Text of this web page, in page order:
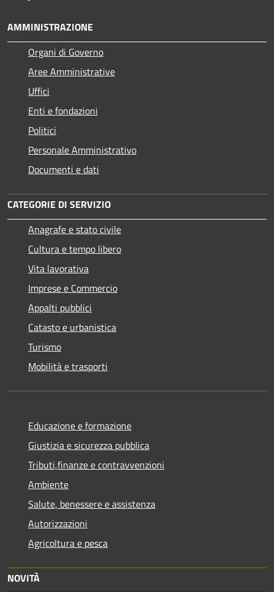
AMMINISTRAZIONE
Organi di Governo
Aree Amministrative
Uffici
Enti e fondazioni
Politici
Personale Amministrativo
Documenti e dati
CATEGORIE DI SERVIZIO
Anagrafe e stato civile
Cultura e tempo libero
Vita lavorativa
Imprese e Commercio
Appalti pubblici
Catasto e urbanistica
Turismo
Mobilità e trasporti
Educazione e formazione
Giustizia e sicurezza pubblica
Tributi,finanze e contravvenzioni
Ambiente
Salute, benessere e assistenza
Autorizzazioni
Agricoltura e pesca
NOVITÀ